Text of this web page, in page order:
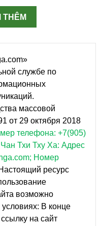
THÊM
службе по
массовой
29 октября 2018
телефона: +7(905)
Тхи Тху Ха: Адрес
Номер
ресурс
возможно
В конце
на сайт